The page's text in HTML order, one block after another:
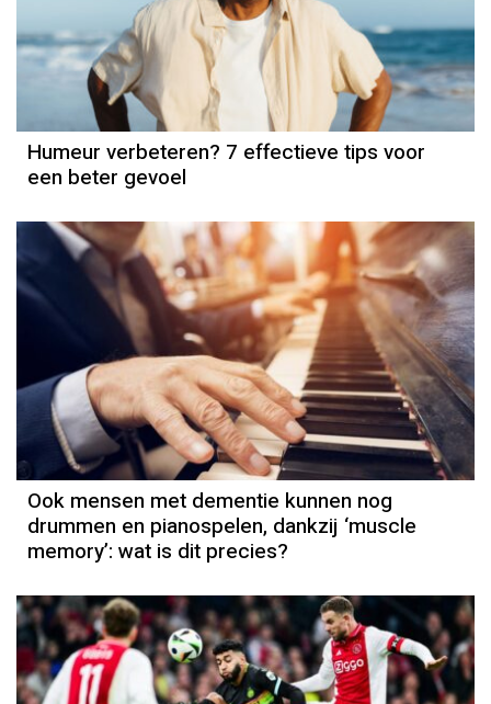
Humeur verbeteren? 7 effectieve tips voor
een beter gevoel
Ook mensen met dementie kunnen nog
drummen en pianospelen, dankzij ‘muscle
memory’: wat is dit precies?